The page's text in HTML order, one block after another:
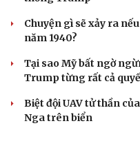
mưa tên lửa Nga
Hai điểm nóng Iran
Iran tranh thủ “khoảng
củng cố sức mạnh quân
CUỘC SỐNG ĐÓ